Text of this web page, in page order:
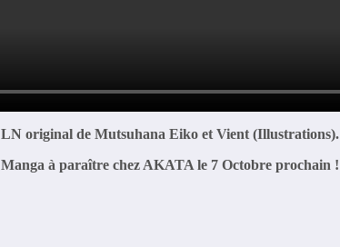
LN original de Mutsuhana Eiko et Vient (Illustrations).
Manga à paraître chez AKATA le 7 Octobre prochain !